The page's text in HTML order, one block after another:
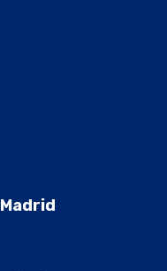
Madrid